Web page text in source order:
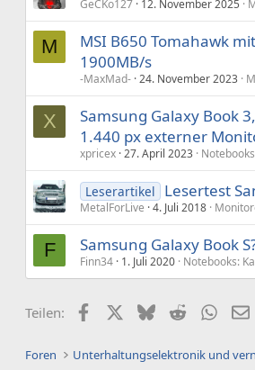
GeCKo127 12. November 2025
M
MSI B650 Tomahawk
1900MB/s
-MaxMad- 24. November 2023
X
Samsung Galaxy Book
1.440 px externer
xpricex 27. April 2023
Leserartikel Lesertest
MetalForLive 4. Juli 2018
F Samsung Galaxy Book
Finn34 1. Juli 2020 Notebooks:
Teilen: FacebookX (Twitter)
BlueskyReddit
Foren Unterhaltungselektronik und